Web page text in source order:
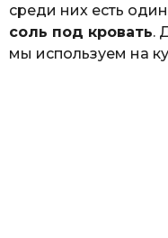
среди них есть
соль под кровать.
мы используем на